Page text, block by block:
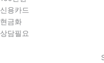
신용카드
현금화
상담필요